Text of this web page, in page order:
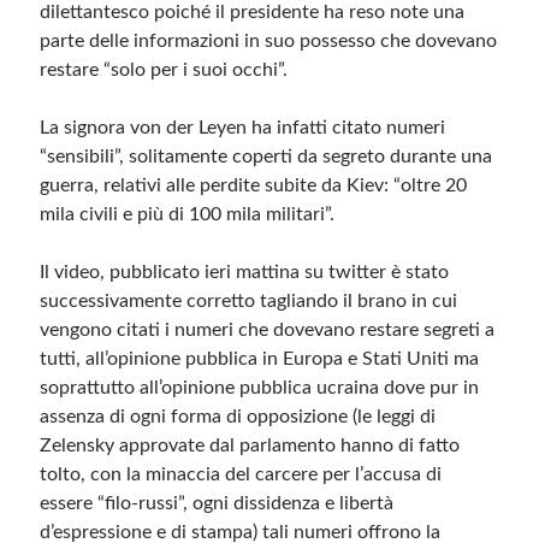
dilettantesco poiché il presidente ha reso note una
parte delle informazioni in suo possesso che dovevano
restare “solo per i suoi occhi”.
La signora von der Leyen ha infatti citato numeri
“sensibili”, solitamente coperti da segreto durante una
guerra, relativi alle perdite subite da Kiev: “oltre 20
mila civili e più di 100 mila militari”.
Il video, pubblicato ieri mattina su twitter è stato
successivamente corretto tagliando il brano in cui
vengono citati i numeri che dovevano restare segreti a
tutti, all’opinione pubblica in Europa e Stati Uniti ma
soprattutto all’opinione pubblica ucraina dove pur in
assenza di ogni forma di opposizione (le leggi di
Zelensky approvate dal parlamento hanno di fatto
tolto, con la minaccia del carcere per l’accusa di
essere “filo-russi”, ogni dissidenza e libertà
d’espressione e di stampa) tali numeri offrono la